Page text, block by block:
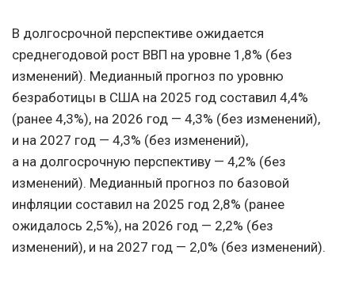
В долгосрочной перспективе ожидается
среднегодовой рост ВВП на уровне 1,8% (без
изменений). Медианный прогноз по уровню
безработицы в США на 2025 год составил 4,4%
(ранее 4,3%), на 2026 год — 4,3% (без изменений),
и на 2027 год — 4,3% (без изменений),
а на долгосрочную перспективу — 4,2% (без
изменений). Медианный прогноз по базовой
инфляции составил на 2025 год 2,8% (ранее
ожидалось 2,5%), на 2026 год — 2,2% (без
изменений), и на 2027 год — 2,0% (без изменений).